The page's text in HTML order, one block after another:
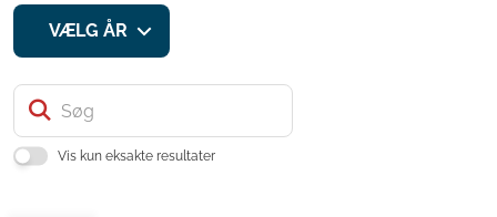
Søg
Vis kun eksakte resultater
VÆLG ÅR